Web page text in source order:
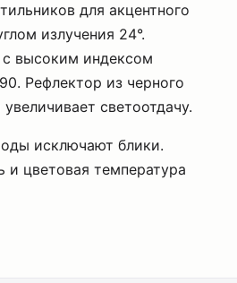
для акцентного
излучения 24°.
высоким индексом
Рефлектор из черного
светоотдачу.
исключают блики.
цветовая температура